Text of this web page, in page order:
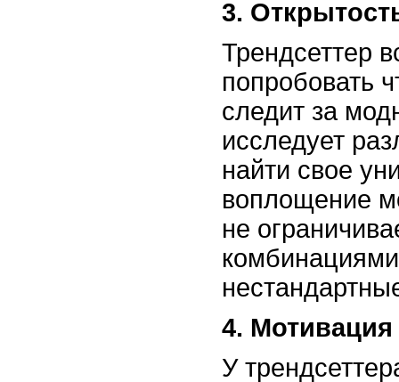
3.
Трендсеттер
попробовать
следит за
исследует
найти свое
воплощение
не
4. Мотивация
У